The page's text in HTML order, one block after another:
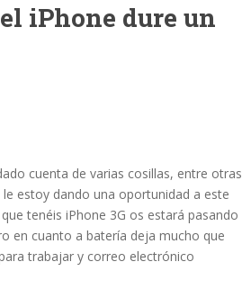
iPhone dure un
cuenta de varias cosillas, entre otras
estoy dando una oportunidad a este
tenéis iPhone 3G os estará pasando
en cuanto a batería deja mucho que
trabajar y correo electrónico